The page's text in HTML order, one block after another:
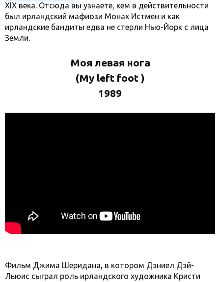
XIX века. Отсюда вы узнаете, кем в действительности
был ирландский мафиози Монах Истмен и как
ирландские бандиты едва не стерли Нью-Йорк с лица
Земли.
Моя левая нога
(My left foot )
1989
Фильм Джима Шеридана, в котором Дэниел Дэй-
Льюис сыграл роль ирландского художника Кристи